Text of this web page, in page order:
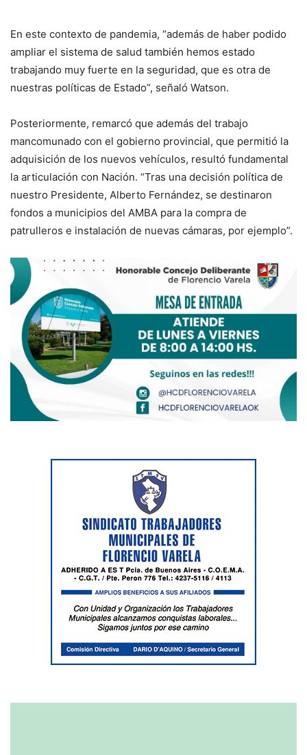
En este contexto de pandemia, “además de haber podido
ampliar el sistema de salud también hemos estado
trabajando muy fuerte en la seguridad, que es otra de
nuestras políticas de Estado”, señaló Watson.
Posteriormente, remarcó que además del trabajo
mancomunado con el gobierno provincial, que permitió la
adquisición de los nuevos vehículos, resultó fundamental
la articulación con Nación. “Tras una decisión política de
nuestro Presidente, Alberto Fernández, se destinaron
fondos a municipios del AMBA para la compra de
patrulleros e instalación de nuevas cámaras, por ejemplo”.